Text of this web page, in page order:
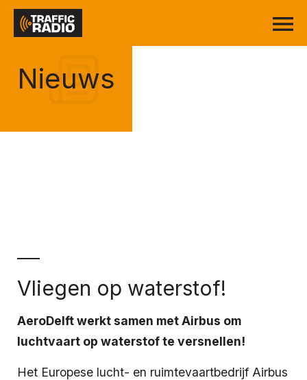
Nieuws
Vliegen op waterstof!
AeroDelft werkt samen met Airbus om
luchtvaart op waterstof te versnellen!
Het Europese lucht- en ruimtevaartbedrijf Airbus